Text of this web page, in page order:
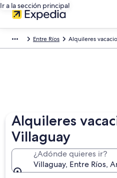
Ir a la sección principal
Entre Ríos Alquileres
Alquileres
Villaguay
¿Adónde quieres ir?
Villaguay, Entre Ríos,